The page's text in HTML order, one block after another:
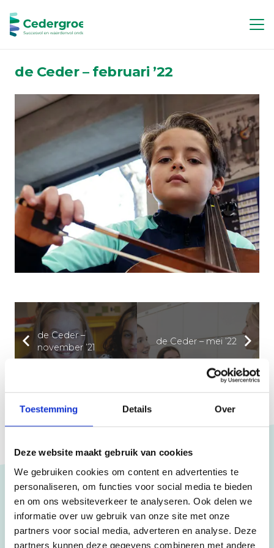
Toestemming Details Over
Deze website maakt gebruik van cookies
We gebruiken cookies om content en advertenties te
personaliseren, om functies voor social media te bieden
en om ons websiteverkeer te analyseren. Ook delen we
informatie over uw gebruik van onze site met onze
partners voor social media, adverteren en analyse. Deze
partners kunnen deze gegevens combineren met andere
de Ceder – februari ’22
de Ceder –
november ’21
de Ceder – mei ’22
Scholen
CSB